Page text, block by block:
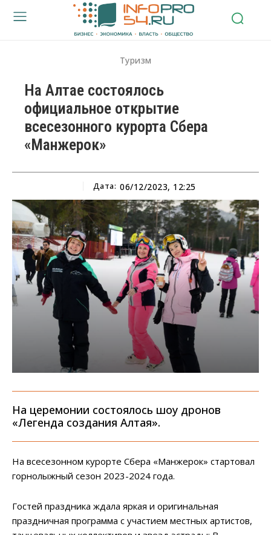
Туризм
На Алтае состоялось
официальное открытие
всесезонного курорта Сбера
«Манжерок»
Дата: 06/12/2023, 12:25
На церемонии состоялось шоу дронов
«Легенда создания Алтая».
На всесезонном курорте Сбера «Манжерок» стартовал
горнолыжный сезон 2023-2024 года.
Гостей праздника ждала яркая и оригинальная
праздничная программа с участием местных артистов,